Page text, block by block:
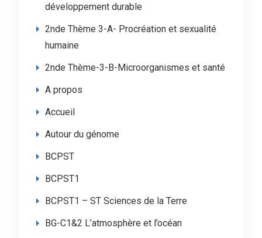
développement durable
2nde Thème 3-A- Procréation et sexualité
humaine
2nde Thème-3-B-Microorganismes et santé
A propos
Accueil
Autour du génome
BCPST
BCPST1
BCPST1 – ST Sciences de la Terre
BG-C1&2 L’atmosphère et l’océan